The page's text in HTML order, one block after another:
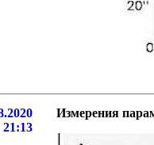
21:13
Измерения